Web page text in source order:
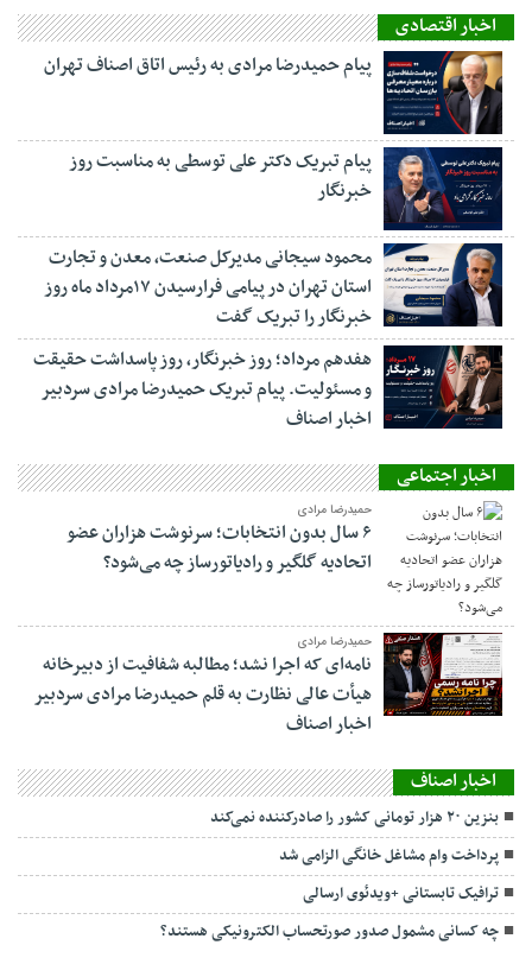
اخبار اقتصادی
پیام حمیدرضا مرادی به رئیس اتاق اصناف تهران
پیام تبریک دکتر علی توسطی به مناسبت روز
خبرنگار
محمود سیجانی مدیرکل صنعت، معدن و تجارت
استان تهران در پیامی فرارسیدن ۱۷مرداد ماه روز
خبرنگار را تبریک گفت
هفدهم مرداد؛ روز خبرنگار، روز پاسداشت حقیقت
و مسئولیت. پیام تبریک حمیدرضا مرادی سردبیر
اخبار اصناف
اخبار اجتماعی
حمیدرضا مرادی
۶ سال بدون انتخابات؛ سرنوشت هزاران عضو
اتحادیه گلگیر و رادیاتورساز چه می‌شود؟
حمیدرضا مرادی
نامه‌ای که اجرا نشد؛ مطالبه شفافیت از دبیرخانه
هیأت عالی نظارت به قلم حمیدرضا مرادی سردبیر
اخبار اصناف
اخبار اصناف
بنزین ۲۰ هزار تومانی کشور را صادرکننده نمی‌کند
پرداخت وام مشاغل خانگی الزامی شد
ترافیک تابستانی +ویدئوی ارسالی
چه کسانی مشمول صدور صورتحساب الکترونیکی هستند؟